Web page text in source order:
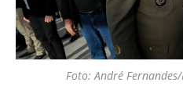
Foto: André